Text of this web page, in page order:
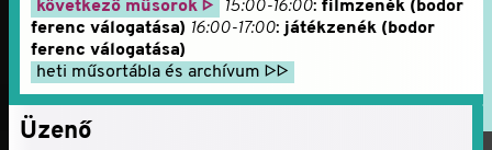
következő műsorok ▷ 15:00-16:00: filmzenék (bodor
ferenc válogatása) 16:00-17:00:játékzenék (bodor
ferenc válogatása)
heti műsortábla és archívum ▷▷
Üzenő